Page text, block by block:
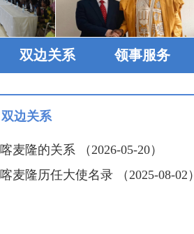
双边关系 领事服务
双边关系
麦隆的关系 （2026-05-20）
麦隆历任大使名录 （2025-08-02）